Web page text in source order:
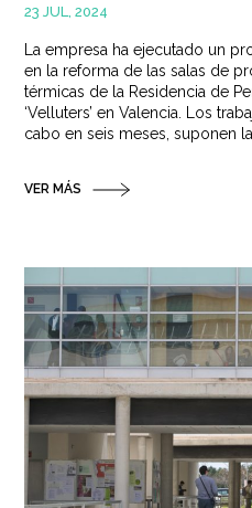
23 JUL, 2024
La empresa ha ejecutado un
en la reforma de las salas de
térmicas de la Residencia de
‘Velluters’ en Valencia. Los
cabo en seis meses, suponen la
VER MÁS